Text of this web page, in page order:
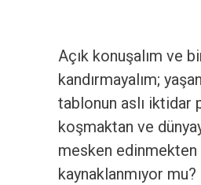
Açık konuşalım ve
kandırmayalım;
tablonun aslı iktidar
koşmaktan ve
mesken edinmekten
kaynaklanmıyor mu?